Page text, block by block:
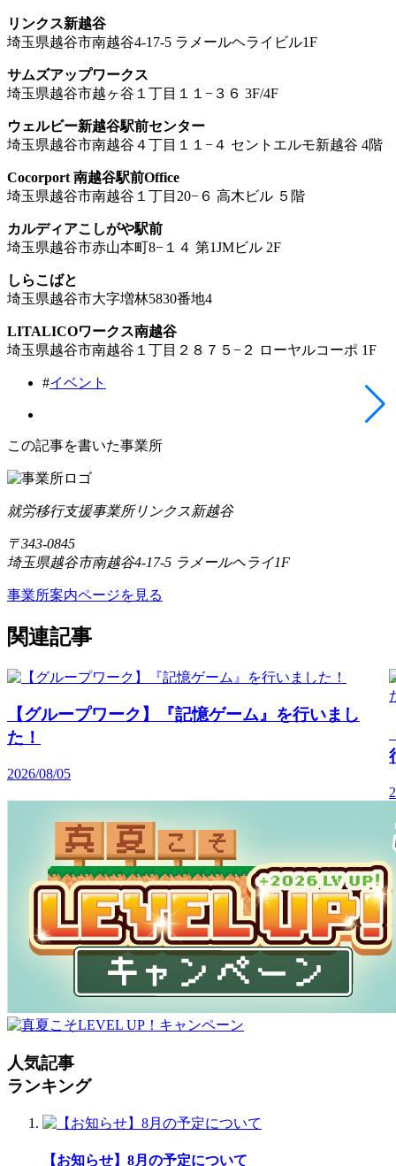
リンクス新越谷
埼玉県越谷市南越谷4-17-5 ラメールヘライビル1F
サムズアップワークス
埼玉県越谷市越ヶ谷１丁目１１−３６ 3F/4F
ウェルビー新越谷駅前センター
埼玉県越谷市南越谷４丁目１１−４ セントエルモ新越谷 4階
Cocorport 南越谷駅前Office
埼玉県越谷市南越谷１丁目20−６ 高木ビル ５階
カルディアこしがや駅前
埼玉県越谷市赤山本町8−１４ 第1JMビル 2F
しらこばと
埼玉県越谷市大字増林5830番地4
LITALICOワークス南越谷
埼玉県越谷市南越谷１丁目２８７５−２ ローヤルコーポ 1F
#イベント
この記事を書いた事業所
就労移行支援事業所リンクス新越谷
〒343-0845
埼玉県越谷市南越谷4-17-5 ラメールヘライ1F
事業所案内ページを見る
関連記事
【グループワーク】『記憶ゲーム』を行いまし
た！
2026/08/05
人気記事
ランキング
【お知らせ】8月の予定について